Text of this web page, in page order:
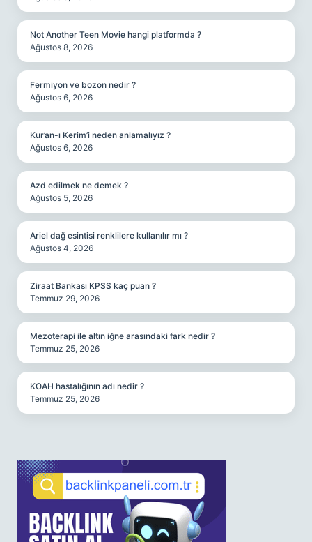
Not Another Teen Movie hangi platformda ?
Ağustos 8, 2026
Fermiyon ve bozon nedir ?
Ağustos 6, 2026
Kur’an-ı Kerim’i neden anlamalıyız ?
Ağustos 6, 2026
Azd edilmek ne demek ?
Ağustos 5, 2026
Ariel dağ esintisi renklilere kullanılır mı ?
Ağustos 4, 2026
Ziraat Bankası KPSS kaç puan ?
Temmuz 29, 2026
Mezoterapi ile altın iğne arasındaki fark nedir ?
Temmuz 25, 2026
KOAH hastalığının adı nedir ?
Temmuz 25, 2026